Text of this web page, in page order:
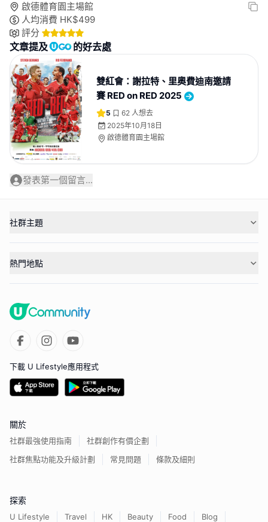
啟德體育園主場館
人均消費 HK$499
評分
文章提及 的好去處
雙紅會：謝拉特、里奧費迪南邀請
賽 RED on RED 2025
5 62 人想去
2025年10月18日
啟德體育園主場館
發表第一個留言...
社群主題
熱門地點
下載 U Lifestyle應用程式
關於
社群最強使用指南
社群創作有價企劃
社群焦點功能及升級計劃
常見問題 條款及細則
探索
U Lifestyle Travel HK Beauty Food Blog